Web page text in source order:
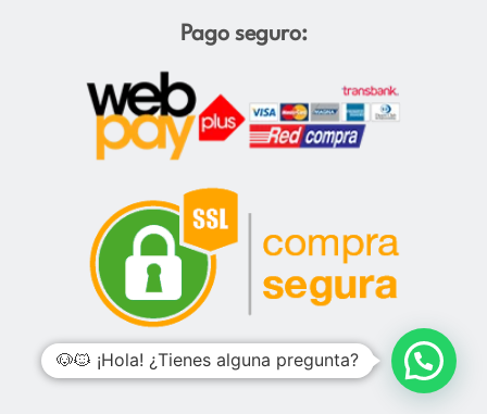
Pago seguro:
🐶🐱 ¡Hola! ¿Tienes alguna pregunta?